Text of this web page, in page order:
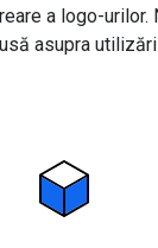
a logo-urilor.
asupra